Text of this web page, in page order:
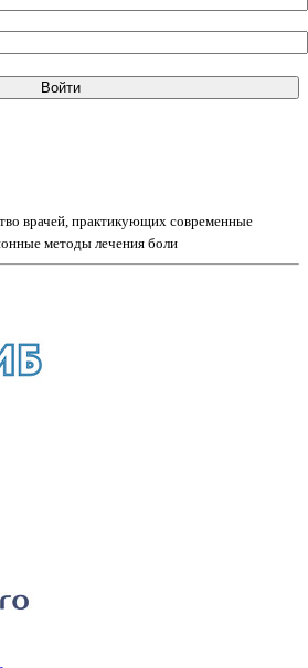
Войти
врачей, практикующих современные
методы лечения боли